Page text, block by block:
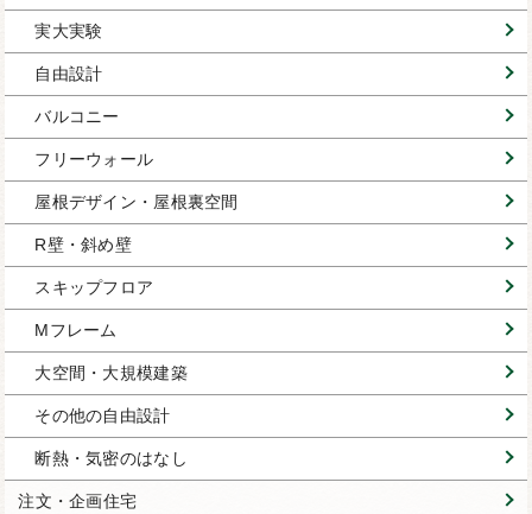
実大実験
自由設計
バルコニー
フリーウォール
屋根デザイン・屋根裏空間
R壁・斜め壁
スキップフロア
Mフレーム
大空間・大規模建築
その他の自由設計
断熱・気密のはなし
注文・企画住宅